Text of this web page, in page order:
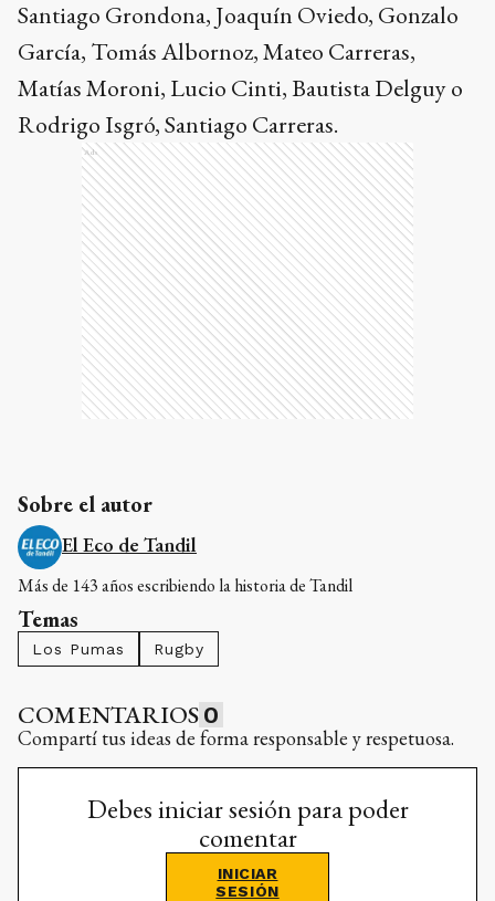
Santiago Grondona, Joaquín Oviedo, Gonzalo
García, Tomás Albornoz, Mateo Carreras,
Matías Moroni, Lucio Cinti, Bautista Delguy o
Rodrigo Isgró, Santiago Carreras.
Ads
Sobre el autor
El Eco de Tandil
Más de 143 años escribiendo la historia de Tandil
Temas
Los Pumas Rugby
COMENTARIOS 0
Compartí tus ideas de forma responsable y respetuosa.
Debes iniciar sesión para poder
comentar
INICIAR
SESIÓN